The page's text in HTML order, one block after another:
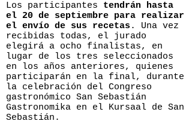
Los participantes tendrán hasta
el 20 de septiembre para realizar
el envío de sus recetas . Una vez
recibidas todas, el jurado
elegirá a ocho finalistas, en
lugar de los tres seleccionados
en los años anteriores, quienes
participarán en la final, durante
la celebración del Congreso
gastronómico San Sebastián
Gastronomika en el Kursaal de San
Sebastián.